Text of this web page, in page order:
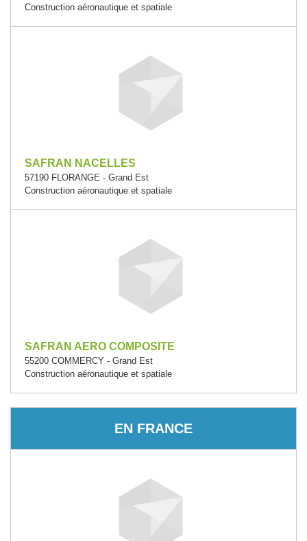
Construction aéronautique et spatiale
SAFRAN NACELLES
57190 FLORANGE - Grand Est
Construction aéronautique et spatiale
SAFRAN AERO COMPOSITE
55200 COMMERCY - Grand Est
Construction aéronautique et spatiale
EN FRANCE